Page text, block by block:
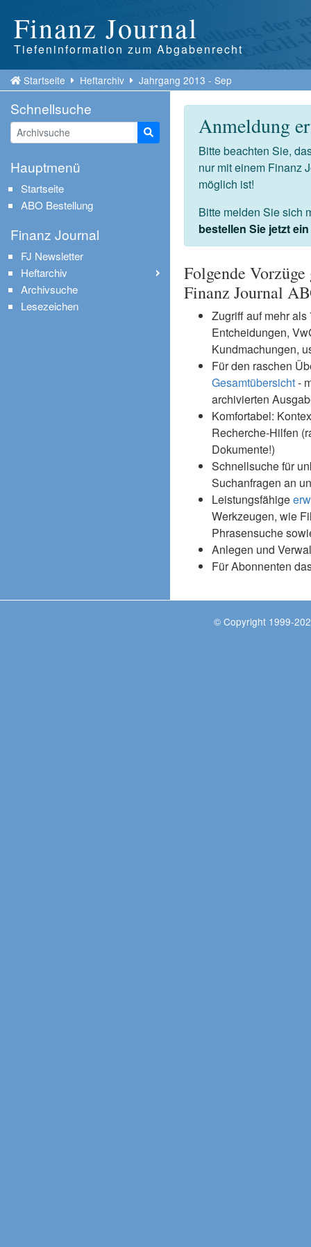
Finanz Journal
Tiefeninformation zum Abgabenrecht
Startseite Heftarchiv Jahrgang 2013 - Sep
Anmeldung
Bitte beachten Sie,
nur mit einem Finanz
möglich ist!
Bitte melden Sie sich
bestellen Sie jetzt
Folgende
Finanz Journal
Zugriff auf mehr
Entcheidungen,
Kundmachungen,
Für den raschen
Gesamtübersicht-
archivierten
Komfortabel:
Recherche-Hilfen
Dokumente!)
Schnellsuche für
Suchanfragen an
Leistungsfähige
Werkzeugen, wie
Phrasensuche
Anlegen und
Für Abonnenten
Schnellsuche
Suche starten
Hauptmenü
Startseite
ABO Bestellung
Finanz Journal
FJ Newsletter
Heftarchiv
Archivsuche
Lesezeichen
© Copyright 1999-